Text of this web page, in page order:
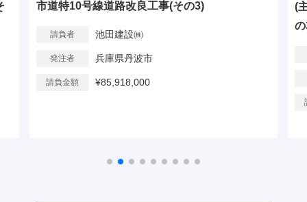
(主)小野藍本線 松沢バイパス道路改良工事(そ
請負者 池田建設㈱
発注者 兵庫県北播磨県民局